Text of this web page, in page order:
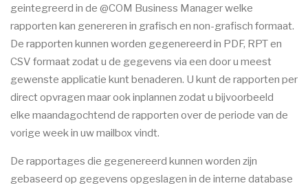
geintegreerd in de @COM Business Manager welke
rapporten kan genereren in grafisch en non-grafisch formaat.
De rapporten kunnen worden gegenereerd in PDF, RPT en
CSV formaat zodat u de gegevens via een door u meest
gewenste applicatie kunt benaderen. U kunt de rapporten per
direct opvragen maar ook inplannen zodat u bijvoorbeeld
elke maandagochtend de rapporten over de periode van de
vorige week in uw mailbox vindt.
De rapportages die gegenereerd kunnen worden zijn
gebaseerd op gegevens opgeslagen in de interne database